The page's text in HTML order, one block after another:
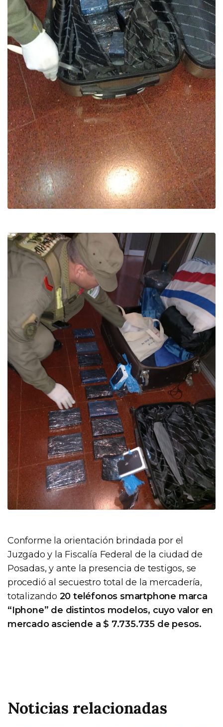
Conforme la orientación brindada por el
Juzgado y la Fiscalía Federal de la ciudad de
Posadas, y ante la presencia de testigos, se
procedió al secuestro total de la mercadería,
totalizando 20 teléfonos smartphone marca
“Iphone” de distintos modelos, cuyo valor en
mercado asciende a $ 7.735.735 de pesos.
Noticias relacionadas